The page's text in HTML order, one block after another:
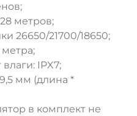
метров;
26650/21700/18650;
метра;
IPX7;
мм (длина *
в комплект не